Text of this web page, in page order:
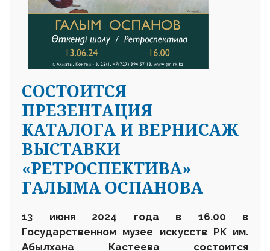
СОСТОИТСЯ
ПРЕЗЕНТАЦИЯ
КАТАЛОГА И ВЕРНИСАЖ
ВЫСТАВКИ
«РЕТРОСПЕКТИВА»
ГАЛЫМА ОСПАНОВА
13 июня 2024 года в 16.00 в
Государственном музее искусств РК им.
Абылхана Кастеева состоится